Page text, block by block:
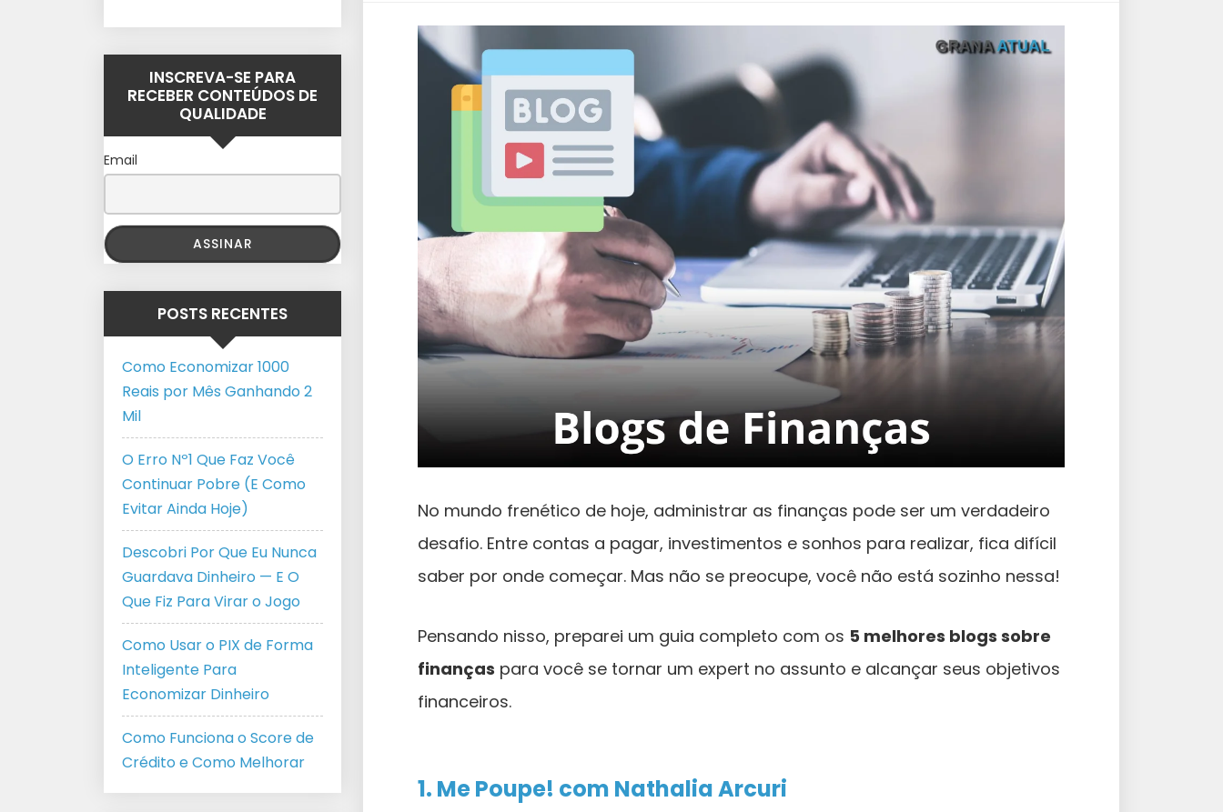
No mundo frenético de hoje, administrar as finanças pode ser um verdadeiro
desafio. Entre contas a pagar, investimentos e sonhos para realizar, fica difícil
saber por onde começar. Mas não se preocupe, você não está sozinho nessa!
Pensando nisso, preparei um guia completo com os 5 melhores blogs sobre
finanças para você se tornar um expert no assunto e alcançar seus objetivos
financeiros.
1. Me Poupe! com Nathalia Arcuri
INSCREVA-SE PARA
RECEBER CONTEÚDOS DE
QUALIDADE
Email
POSTS RECENTES
Como Economizar 1000
Reais por Mês Ganhando 2
Mil
O Erro Nº1 Que Faz Você
Continuar Pobre (E Como
Evitar Ainda Hoje)
Descobri Por Que Eu Nunca
Guardava Dinheiro — E O
Que Fiz Para Virar o Jogo
Como Usar o PIX de Forma
Inteligente Para
Economizar Dinheiro
Como Funciona o Score de
Crédito e Como Melhorar